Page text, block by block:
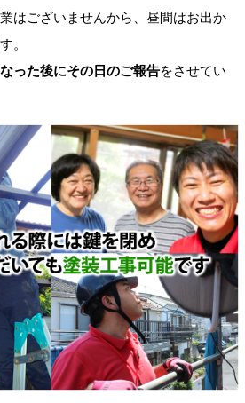
はございませんから、昼間はお出か
。
った後にその日のご報告をさせてい